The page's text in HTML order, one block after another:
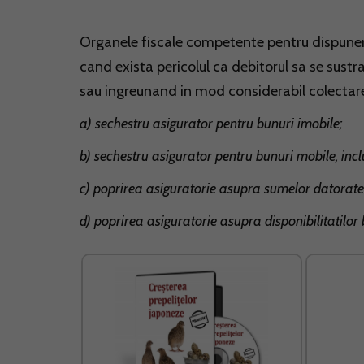
Organele fiscale competente pentru
cand exista pericolul ca debitorul sa se
sau ingreunand in mod considerabil
a) sechestru asigurator pentru bunuri imobile;
b) sechestru asigurator pentru bunuri mobile,
c) poprirea asiguratorie asupra sumelor
d) poprirea asiguratorie asupra disponibilitatilor